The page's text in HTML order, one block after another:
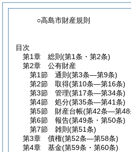
○高島市財産規則
目次
第1章
総則 (第1条・第2条)
第2章
公有財産
第1節
通則 (第3条―第9条)
第2節
取得(第10条―第16条)
第3節
管理(第17条―第34条)
第4節
処分(第35条―第41条)
第5節
財産台帳(第42条―第48
第6節
報告(第49条・第50条)
第7節
雑則 (第51条)
第3章
債権(第52条―第58条)
第4章
基金(第59条・第60条)